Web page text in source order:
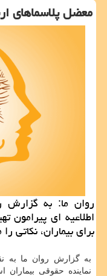
معضل پلاسماهای
روان ما: به گزارش
اطلاعیه ای پیرامون
برای بیماران، نکاتی
به گزارش روان ما به
نماینده حقوقی بیماران